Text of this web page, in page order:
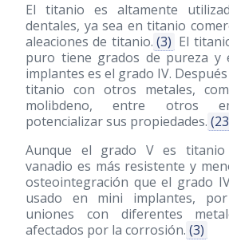
El titanio es altamente
dentales, ya sea en titanio
aleaciones de titanio. (3) El
puro tiene grados de pureza y
implantes es el grado IV.
titanio con otros metales,
molibdeno, entre otros
potencializar sus propiedades.
Aunque el grado V es
vanadio es más resistente y
osteointegración que el grado
usado en mini implantes,
uniones con diferentes
afectados por la corrosión. (3)